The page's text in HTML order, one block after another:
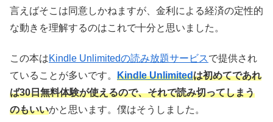
言えばそこは同意しかねますが、金利による経済の定性的
な動きを理解するのはこれで十分と思いました。
この本はKindle Unlimitedの読み放題サービスで提供され
ていることが多いです。 Kindle Unlimitedは初めてであれ
ば30日無料体験が使えるので、それで読み切ってしまう
のもいいかと思います。僕はそうしました。